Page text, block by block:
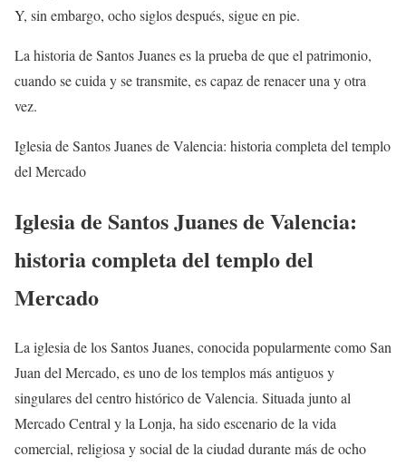
Y, sin embargo, ocho siglos después, sigue en pie.
La historia de Santos Juanes es la prueba de que el patrimonio,
cuando se cuida y se transmite, es capaz de renacer una y otra
vez.
Iglesia de Santos Juanes de Valencia: historia completa del templo
del Mercado
Iglesia de Santos Juanes de Valencia:
historia completa del templo del
Mercado
La iglesia de los Santos Juanes, conocida popularmente como San
Juan del Mercado, es uno de los templos más antiguos y
singulares del centro histórico de Valencia. Situada junto al
Mercado Central y la Lonja, ha sido escenario de la vida
comercial, religiosa y social de la ciudad durante más de ocho